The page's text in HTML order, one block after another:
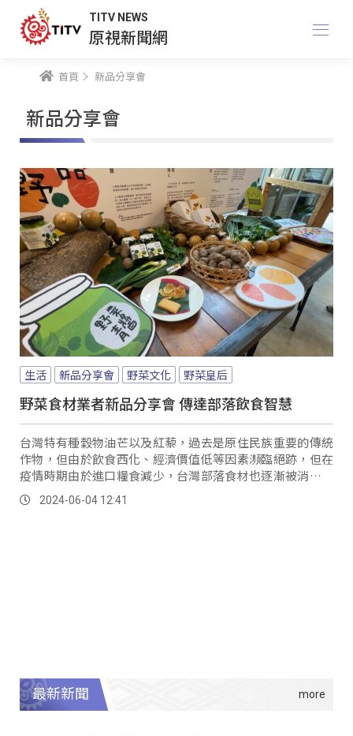
TITV NEWS
原視新聞網
首頁 新品分享會
新品分享會
生活 新品分享會 野菜文化 野菜皇后
野菜食材業者新品分享會 傳達部落飲食智慧
台灣特有種穀物油芒以及紅藜，過去是原住民族重要的傳統
作物，但由於飲食西化、經濟價值低等因素瀕臨絕跡，但在
疫情時期由於進口糧食減少，台灣部落食材也逐漸被消費者
重視。2024-06-04 12:41
最新新聞